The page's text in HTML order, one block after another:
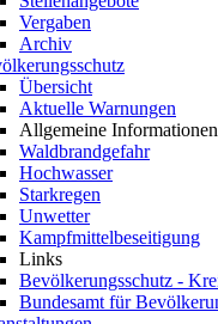
Vergaben
Archiv
Übersicht
Aktuelle Warnungen
Allgemeine Informationen
Waldbrandgefahr
Hochwasser
Starkregen
Unwetter
Kampfmittelbeseitigung
Links
Bevölkerungsschutz -
Bundesamt für